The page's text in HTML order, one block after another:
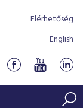
Elérhetőség
English